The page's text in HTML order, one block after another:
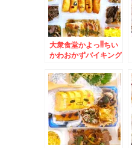
大衆食堂かよっ!!ちい
かわおかずバイキング
ン」さんの「海老ラー
メン」「味噌味」食べ
たよ～(*´艸`*)